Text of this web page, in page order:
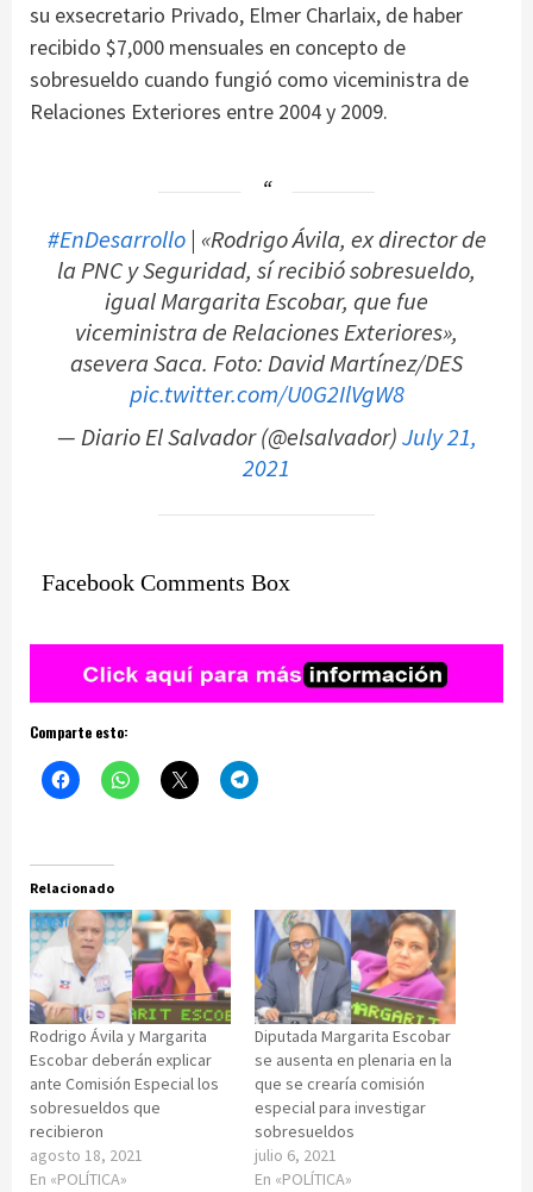
su exsecretario Privado, Elmer Charlaix, de haber
recibido $7,000 mensuales en concepto de
sobresueldo cuando fungió como viceministra de
Relaciones Exteriores entre 2004 y 2009.
#EnDesarrollo| «Rodrigo Ávila, ex director de
la PNC y Seguridad, sí recibió sobresueldo,
igual Margarita Escobar, que fue
viceministra de Relaciones Exteriores»,
asevera Saca. Foto: David Martínez/DES
pic.twitter.com/U0G2IlVgW8
— Diario El Salvador (@elsalvador)July 21,
2021
Facebook Comments Box
Comparte esto:
Relacionado
Rodrigo Ávila y Margarita
Escobar deberán explicar
ante Comisión Especial los
sobresueldos que
recibieron
agosto 18, 2021
En «POLÍTICA»
Diputada Margarita Escobar
se ausenta en plenaria en la
que se crearía comisión
especial para investigar
sobresueldos
julio 6, 2021
En «POLÍTICA»